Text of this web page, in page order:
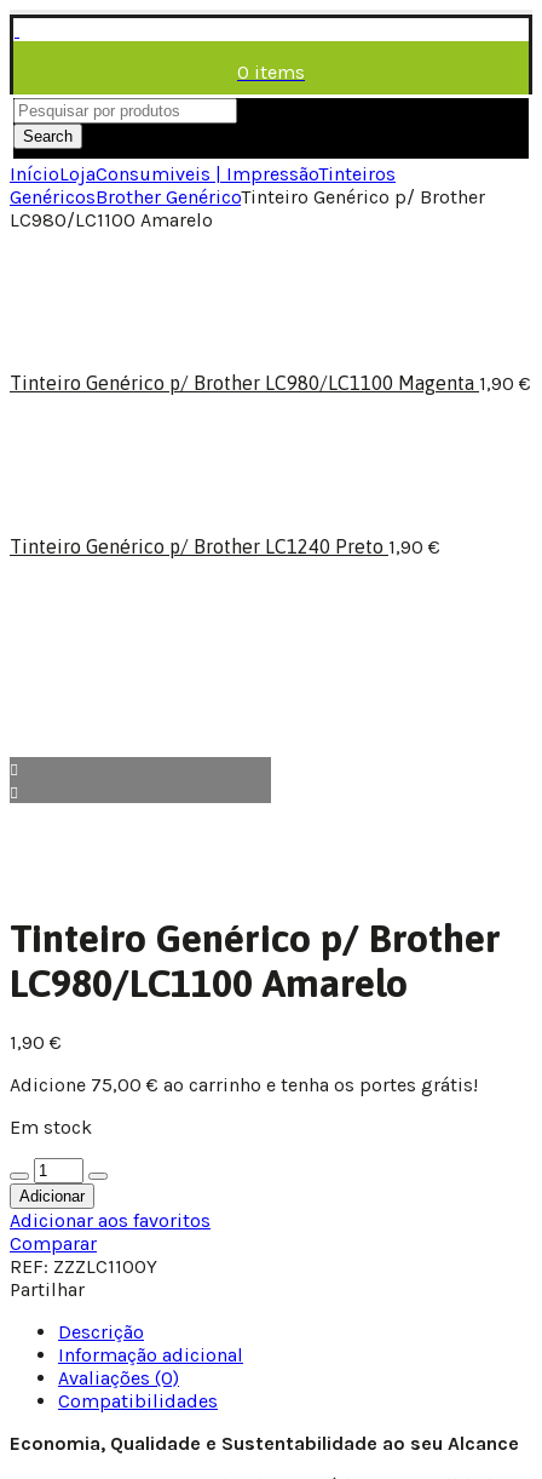
0 items
/ 0,00€
Menu
Search
InícioLojaConsumiveis | ImpressãoTinteiros
GenéricosBrother GenéricoTinteiro Genérico p/ Brother
LC980/LC1100 Amarelo
Tinteiro Genérico p/ Brother LC980/LC1100 Magenta 1,90 €
Tinteiro Genérico p/ Brother LC1240 Preto 1,90 €
Tinteiro Genérico p/ Brother
LC980/LC1100 Amarelo
1,90 €
Adicione 75,00 € ao carrinho e tenha os portes grátis!
Em stock
Adicionar
Adicionar aos favoritos
Comparar
REF: ZZZLC1100Y
Partilhar
Descrição
Informação adicional
Avaliações (0)
Compatibilidades
Economia, Qualidade e Sustentabilidade ao seu Alcance